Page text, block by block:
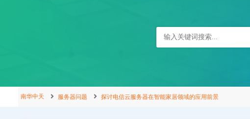
南华中天 服务器问题 探讨电信云服务器在智能家居领域的应用前景